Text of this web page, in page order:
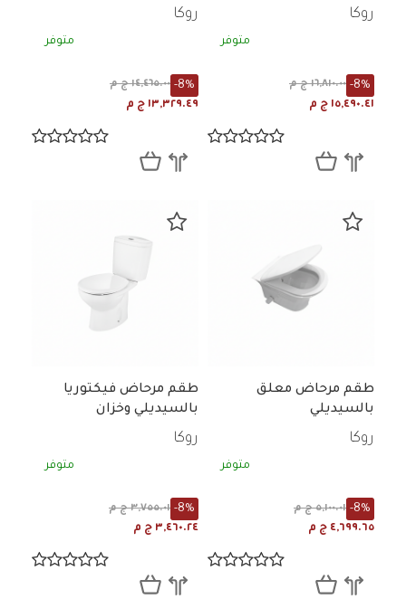
روكا
متوفر
١٦,٨١٠.٠٠ ج م -8%
١٥,٤٩٠.٤١ ج م
روكا
متوفر
١٤,٤٦٥.٠٠ ج م -8%
١٣,٣٢٩.٤٩ ج م
طقم مرحاض معلق
بالسيديلي
روكا
متوفر
٥,١٠٠.٠١ ج م -8%
٤,٦٩٩.٦٥ ج م
طقم مرحاض فيكتوريا
بالسيديلي وخزان
روكا
متوفر
٣,٧٥٥.٠١ ج م -8%
٣,٤٦٠.٢٤ ج م